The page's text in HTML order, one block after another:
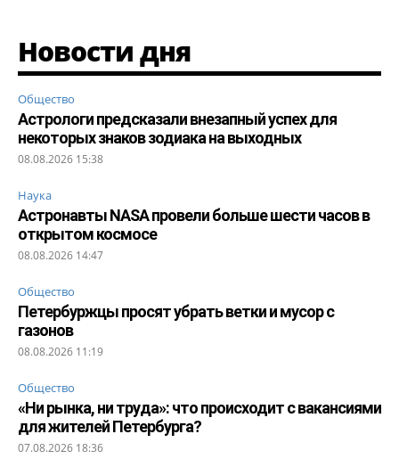
Новости дня
Общество
Астрологи предсказали внезапный успех для
некоторых знаков зодиака на выходных
08.08.2026 15:38
Наука
Астронавты NASA провели больше шести часов в
открытом космосе
08.08.2026 14:47
Общество
Петербуржцы просят убрать ветки и мусор с
газонов
08.08.2026 11:19
Общество
«Ни рынка, ни труда»: что происходит с вакансиями
для жителей Петербурга?
07.08.2026 18:36